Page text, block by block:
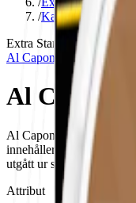
/Kaffe
Extra Stark
Mini
Al Capone
Al Capone
Al Capone Coffee Mini
innehåller både nikotin
utgått ur sortimentet. Här
Attribut